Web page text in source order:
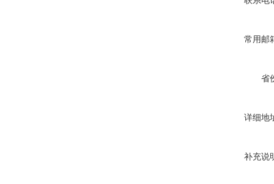
常用邮
省
详细地
补充说